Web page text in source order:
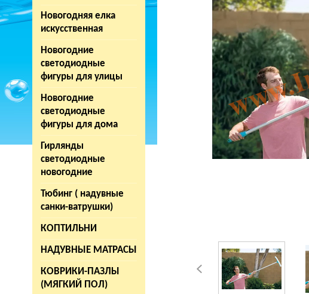
Новогодняя елка
искусственная
Новогодние
светодиодные
фигуры для улицы
Новогодние
светодиодные
фигуры для дома
Гирлянды
светодиодные
новогодние
Тюбинг ( надувные
санки-ватрушки)
КОПТИЛЬНИ
НАДУВНЫЕ МАТРАСЫ
КОВРИКИ-ПАЗЛЫ
(МЯГКИЙ ПОЛ)